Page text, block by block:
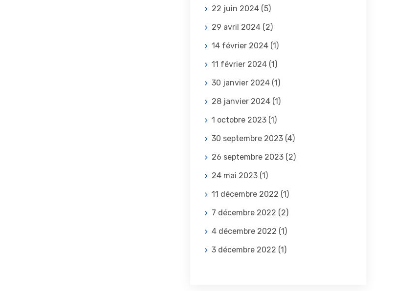
22 juin 2024 (5)
29 avril 2024 (2)
14 février 2024 (1)
11 février 2024 (1)
30 janvier 2024 (1)
28 janvier 2024 (1)
1 octobre 2023 (1)
30 septembre 2023 (4)
26 septembre 2023 (2)
24 mai 2023 (1)
11 décembre 2022 (1)
7 décembre 2022 (2)
4 décembre 2022 (1)
3 décembre 2022 (1)